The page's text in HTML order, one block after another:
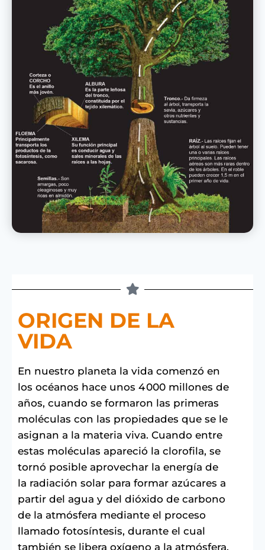
ORIGEN DE LA
VIDA
En nuestro planeta la vida comenzó en
los océanos hace unos 4 000 millones de
años, cuando se formaron las primeras
moléculas con las propiedades que se le
asignan a la materia viva. Cuando entre
estas moléculas apareció la clorofila, se
tornó posible aprovechar la energía de
la radiación solar para formar azúcares a
partir del agua y del dióxido de carbono
de la atmósfera mediante el proceso
llamado fotosíntesis, durante el cual
también se libera oxígeno a la atmósfera.